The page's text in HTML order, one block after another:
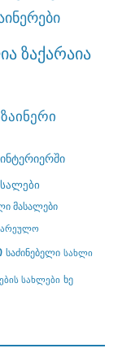
ზაქარაია
ინტერიერში
მასალები
საძინებელი სახლი
სახლები ხე